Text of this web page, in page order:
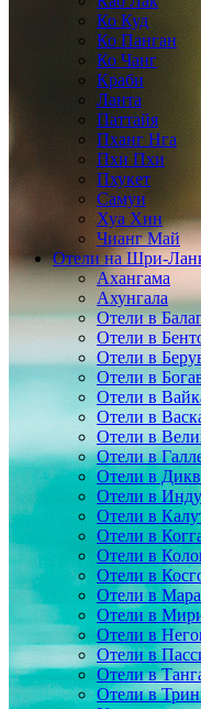
Ко Куд
Ко Панган
Ко Чанг
Краби
Ланта
Паттайя
Пханг Нга
Пхи Пхи
Пхукет
Самуи
Хуа Хин
Чианг Май
Отели на Шри-
Ахангама
Ахунгала
Отели в
Отели в
Отели в
Отели в
Отели в
Отели в
Отели в
Отели в
Отели в
Отели в
Отели в
Отели в
Отели в
Отели в
Отели в
Отели в
Отели в
Отели в
Отели в
Отели в